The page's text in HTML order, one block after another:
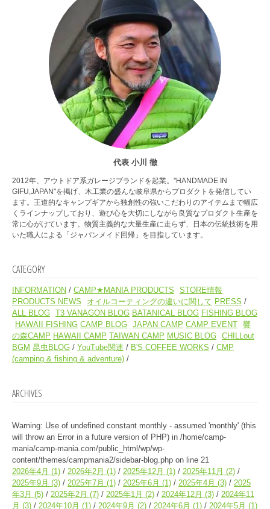
代表 小川 徹
2012年、アウトドア系ガレージブランドを起業。"HANDMADE IN
GIFU,JAPAN"を掲げ、木工業の盛んな岐阜県からプロダクトを発信してい
ます。王道的なキャンプギアから独創性の強いこだわりのアイテムまで幅広
くラインナップしており、遊び心を大切にしながら良質なプロダクト生産を
常に心がけています。物質主義的な大量生産に走らず、日本の伝統技術を用
いた職人による「ジャパンメイド回帰」を目指しています。
CATEGORY
INFORMATION CAMP★MANIA PRODUCTS
STORE情報
PRODUCTS NEWS
オイルコーティングの違いに関して PRESS
ALL BLOG T3 VANAGON BLOG BATANICAL BLOG FISHING BLOG
HAWAII FISHING CAMP BLOG JAPAN CAMP CAMP EVENT 響
の森CAMP HAWAII CAMP TAIWAN CAMP MUSIC BLOG CHILLout
BGM 昆虫BLOG YouTube関連 B'S COFFEE WORKS
CMP
(camping & fishing & adventure)
ARCHIVES
Warning: Use of undefined constant monthly - assumed 'monthly' (this
will throw an Error in a future version of PHP) in /home/camp-
mania/camp-mania.com/public_html/wp/wp-
content/themes/campmania2/sidebar-blog.php on line 21
2026年4月 (1) 2026年2月 (1) 2025年12月 (1) 2025年11月 (2)
2025年9月 (3) 2025年7月 (1) 2025年6月 (1) 2025年4月 (3)
2025
年3月 (5) 2025年2月 (7) 2025年1月 (2) 2024年12月 (3)
2024年11
月 (3) 2024年10月 (1) 2024年9月 (2) 2024年6月 (1) 2024年5月 (1)